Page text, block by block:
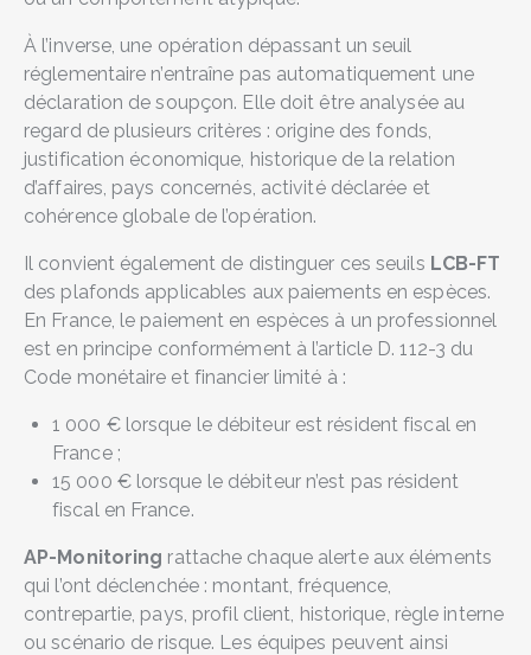
À l’inverse, une opération dépassant un seuil
réglementaire n’entraîne pas automatiquement une
déclaration de soupçon. Elle doit être analysée au
regard de plusieurs critères : origine des fonds,
justification économique, historique de la relation
d’affaires, pays concernés, activité déclarée et
cohérence globale de l’opération.
Il convient également de distinguer ces seuils LCB-FT
des plafonds applicables aux paiements en espèces.
En France, le paiement en espèces à un professionnel
est en principe conformément à l’article D. 112-3 du
Code monétaire et financier limité à :
1 000 € lorsque le débiteur est résident fiscal en
France ;
15 000 € lorsque le débiteur n’est pas résident
fiscal en France.
AP-Monitoring rattache chaque alerte aux éléments
qui l’ont déclenchée : montant, fréquence,
contrepartie, pays, profil client, historique, règle interne
ou scénario de risque. Les équipes peuvent ainsi